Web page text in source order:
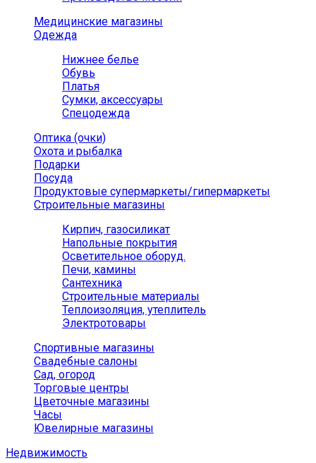
Медицинские магазины
Одежда
Нижнее белье
Обувь
Платья
Сумки, аксессуары
Спецодежда
Оптика (очки)
Охота и рыбалка
Подарки
Посуда
Продуктовые супермаркеты/гипермаркеты
Строительные магазины
Кирпич, газосиликат
Напольные покрытия
Осветительное оборуд.
Печи, камины
Сантехника
Строительные материалы
Теплоизоляция, утеплитель
Электротовары
Спортивные магазины
Свадебные салоны
Сад, огород
Торговые центры
Цветочные магазины
Часы
Ювелирные магазины
Недвижимость